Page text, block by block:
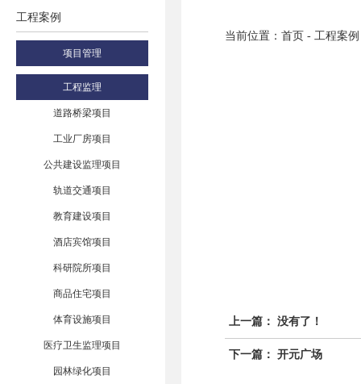
工程案例
项目管理
工程监理
道路桥梁项目
工业厂房项目
公共建设监理项目
轨道交通项目
教育建设项目
酒店宾馆项目
科研院所项目
商品住宅项目
体育设施项目
医疗卫生监理项目
园林绿化项目
当前位置：首页 - 工程案
上一篇： 没有了！
下一篇：开元广场